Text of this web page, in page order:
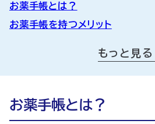
お薬手帳とは？
お薬手帳を持つメリット
お薬手帳の注意点も知っておこう
う！
もっと見る
お薬手帳とは？